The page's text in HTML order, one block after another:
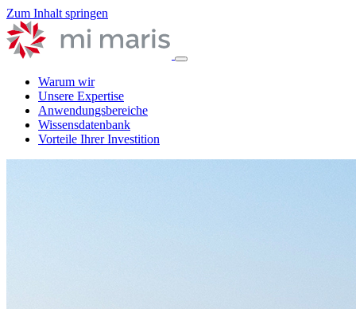
Zum Inhalt springen
Warum wir
Unsere Expertise
Anwendungsbereiche
Wissensdatenbank
Vorteile Ihrer Investition